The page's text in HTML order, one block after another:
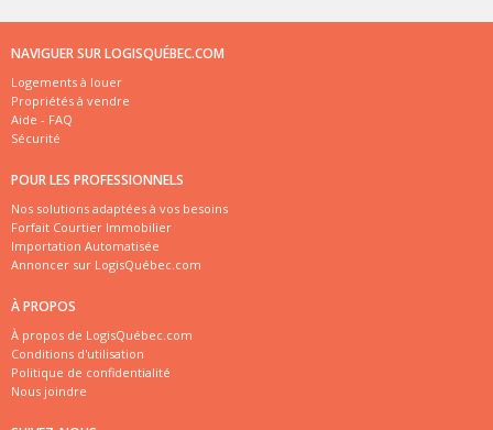
NAVIGUER SUR LOGISQUÉBEC.COM
Logements à louer
Propriétés à vendre
Aide - FAQ
Sécurité
POUR LES PROFESSIONNELS
Nos solutions adaptées à vos besoins
Forfait Courtier Immobilier
Importation Automatisée
Annoncer sur LogisQuébec.com
À PROPOS
À propos de LogisQuébec.com
Conditions d'utilisation
Politique de confidentialité
Nous joindre